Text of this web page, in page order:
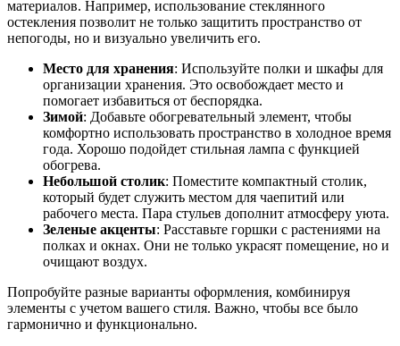
материалов. Например, использование стеклянного
остекления позволит не только защитить пространство от
непогоды, но и визуально увеличить его.
Место для хранения: Используйте полки и шкафы для
организации хранения. Это освобождает место и
помогает избавиться от беспорядка.
Зимой: Добавьте обогревательный элемент, чтобы
комфортно использовать пространство в холодное время
года. Хорошо подойдет стильная лампа с функцией
обогрева.
Небольшой столик: Поместите компактный столик,
который будет служить местом для чаепитий или
рабочего места. Пара стульев дополнит атмосферу уюта.
Зеленые акценты: Расставьте горшки с растениями на
полках и окнах. Они не только украсят помещение, но и
очищают воздух.
Попробуйте разные варианты оформления, комбинируя
элементы с учетом вашего стиля. Важно, чтобы все было
гармонично и функционально.